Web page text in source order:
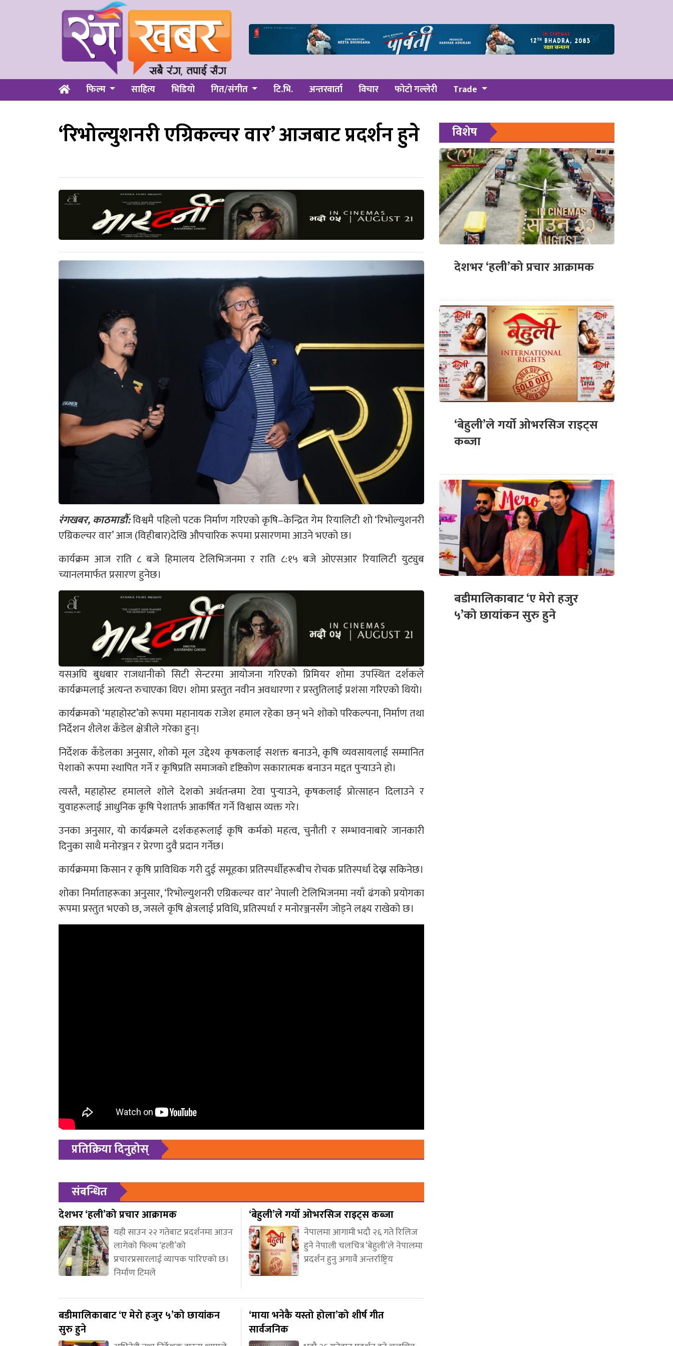
फिल्म साहित्य भिडियो गित/संगीत टि.भि. अन्तरवार्ता विचार फोटो गल्लेरी Trade
‘रिभोल्युशनरी एग्रिकल्चर वार’ आजबाट प्रदर्शन हुने
रंगखबर, काठमाडौँ:विश्वमै पहिलो पटक निर्माण गरिएको कृषि–केन्द्रित गेम रियालिटी शो ‘रिभोल्युशनरी
एग्रिकल्चर वार’ आज (विहीबार)देखि औपचारिक रूपमा प्रसारणमा आउने भएको छ।
कार्यक्रम आज राति ८ बजे हिमालय टेलिभिजनमा र राति ८:१५ बजे ओएसआर रियालिटी युट्युब
च्यानलमार्फत प्रसारण हुनेछ।
यसअघि बुधबार राजधानीको सिटी सेन्टरमा आयोजना गरिएको प्रिमियर शोमा उपस्थित दर्शकले
कार्यक्रमलाई अत्यन्त रुचाएका थिए। शोमा प्रस्तुत नवीन अवधारणा र प्रस्तुतिलाई प्रशंसा गरिएको थियो।
कार्यक्रमको ‘महाहोस्ट’को रूपमा महानायक राजेश हमाल रहेका छन् भने शोको परिकल्पना, निर्माण तथा
निर्देशन शैलेश कँडेल क्षेत्रीले गरेका हुन्।
निर्देशक कँडेलका अनुसार, शोको मूल उद्देश्य कृषकलाई सशक्त बनाउने, कृषि व्यवसायलाई सम्मानित
पेशाको रूपमा स्थापित गर्ने र कृषिप्रति समाजको दृष्टिकोण सकारात्मक बनाउन मद्दत पुर्‍याउने हो।
त्यस्तै, महाहोस्ट हमालले शोले देशको अर्थतन्त्रमा टेवा पुर्‍याउने, कृषकलाई प्रोत्साहन दिलाउने र
युवाहरूलाई आधुनिक कृषि पेशातर्फ आकर्षित गर्ने विश्वास व्यक्त गरे।
उनका अनुसार, यो कार्यक्रमले दर्शकहरूलाई कृषि कर्मको महत्व, चुनौती र सम्भावनाबारे जानकारी
दिनुका साथै मनोरञ्जन र प्रेरणा दुवै प्रदान गर्नेछ।
कार्यक्रममा किसान र कृषि प्राविधिक गरी दुई समूहका प्रतिस्पर्धीहरूबीच रोचक प्रतिस्पर्धा देख्न सकिनेछ।
शोका निर्माताहरूका अनुसार, ‘रिभोल्युशनरी एग्रिकल्चर वार’ नेपाली टेलिभिजनमा नयाँ ढंगको प्रयोगका
रूपमा प्रस्तुत भएको छ, जसले कृषि क्षेत्रलाई प्रविधि, प्रतिस्पर्धा र मनोरञ्जनसँग जोड्ने लक्ष्य राखेको छ।
प्रतिक्रिया दिनुहोस्
संबन्धित
देशभर ‘हली’को प्रचार आक्रामक
यही साउन २२ गतेबाट प्रदर्शनमा आउन
लागेको फिल्म ‘हली’को
प्रचारप्रसारलाई व्यापक पारिएको छ।
निर्माण टिमले
‘बेहुली’ले गर्यो ओभरसिज राइट्स कब्जा
नेपालमा आगामी भदौ २६ गते रिलिज
हुने नेपाली चलचित्र ‘बेहुली’ले नेपालमा
प्रदर्शन हुनु अगावै अन्तर्राष्ट्रिय
बडीमालिकाबाट ‘ए मेरो हजुर ५’को छायांकन
सुरु हुने
‘माया भनेकै यस्तो होला’को शीर्ष गीत
सार्वजनिक
विशेष
देशभर ‘हली’को प्रचार आक्रामक
‘बेहुली’ले गर्यो ओभरसिज राइट्स
कब्जा
बडीमालिकाबाट ‘ए मेरो हजुर
५’को छायांकन सुरु हुने